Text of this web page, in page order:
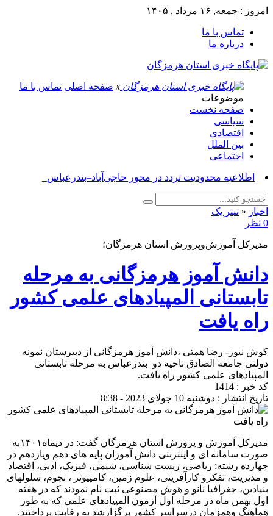
امروز : جمعه, ۱۶ مرداد , ۱۴۰۵
تماس با ما
درباره ما
x صفحه اصلی تماس با ما
موضوعات
صفحه نخست
سیاسی
اقتصادی
بین الملل
اجتماعی
آسو_
اخبار « تیتر یک
0 نظر
مدیرکل آموزش‌وپرورش استان هرمزگان؛
دانش آموز هرمزگانی به مرحله
تابستانی المپیادهای علمی کشور
راه یافت
کوش نیوز- رضا همتی ،دانش آموز هرمزگانی از دبیرستان نمونه
دولتی جامعه الصادق ناحیه دو بندرعباس به مرحله تابستانی
المپیادهای علمی کشور راه یافت.
کد خبر : 1414
تاریخ انتشار : دوشنبه 10 جولای 2023 - 8:38
مدیرکل آموزش و پرورش استان هرمزگان گفت: در دیماه۱۴۰۱به
صورت سامانه ای و اینترنتی دانش آموزان پایه های دهم ویازدهم در
چهارده رشته: ریاضی، زیست شناسی، شیمی، فیزیک، ادبی، اقتصاد
و مدیریت، تفکرو کارآفرینی، علوم زمین، کامپیوتر ، نجوم، سلولهای
بنیادین، جغرافیا نانو و هوش مصنوعی ثبت نام نمودند که در هفته
اول بهمن ماه در مرحله اول آزمون المپیادهای علمی که به طور
هماهنگ وهمزمان درسراسر کشور برگزارشد به رقابت پرداختند.